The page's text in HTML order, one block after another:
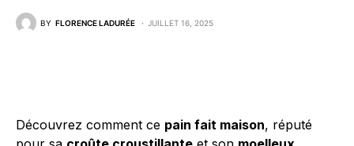
BY FLORENCE LADURÉE JUILLET 16, 2025
Découvrez comment ce pain fait maison, réputé